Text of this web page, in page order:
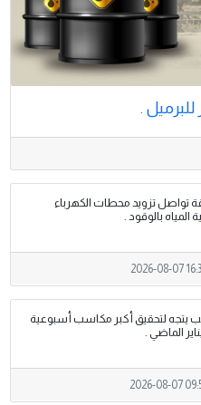
للبرميل .
تواصل تزويد محطات الكهرباء
المياه بالوقود .
2026-08-07
يتجه لتحقيق أكبر مكاسب أسبوعية
الماضي .
2026-08-07